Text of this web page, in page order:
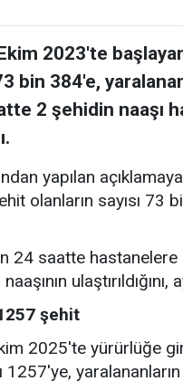
2023'te
bin 384'e,
2 şehidin naaşı
yapılan
olanların sayısı 73
24 saatte
şehit
2025'te yürürlüğe
1257'ye,